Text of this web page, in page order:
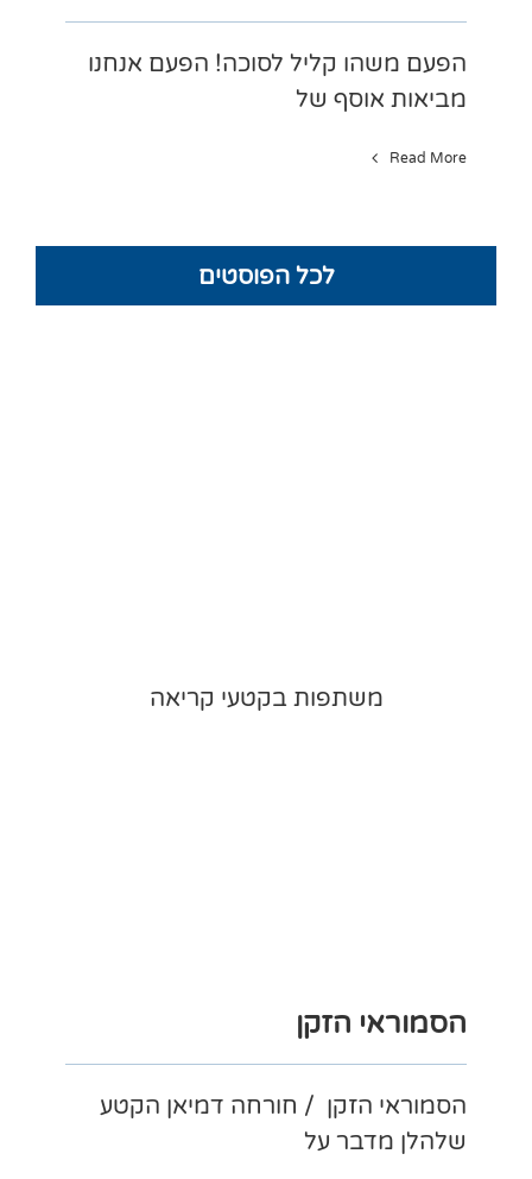
הפעם משהו קליל לסוכה! הפעם אנחנו
מביאות אוסף של
Read More
לכל הפוסטים
משתפות בקטעי קריאה
הסמוראי הזקן
הסמוראי הזקן / חורחה דמיאן הקטע
שלהלן מדבר על